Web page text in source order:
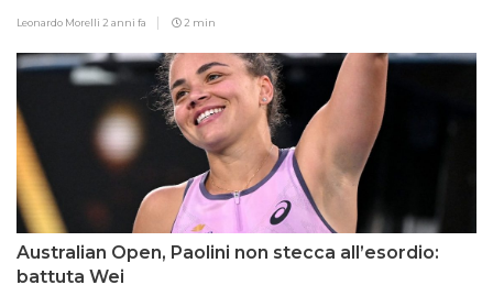
Leonardo Morelli 2 anni fa 2 min
Australian Open, Paolini non stecca all’esordio:
battuta Wei